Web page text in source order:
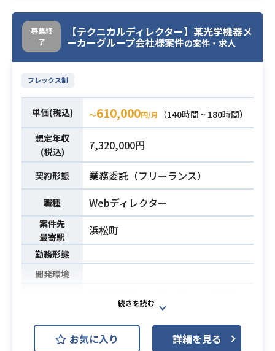
必須スキル
・アプリケーション開発業務全般に
わたる業務経験（要件定義／設計／
実装／テスト／運用）
業務内容
LOps機能の企画・設計・開発及びプ
ロフェッショナルサービスの提供、
・マルチクラウドAutoMLクイックレ
ポートの作成
・機械学習モデルの学習データ収集
の仕組み化
・データ前処理、学習、デプロイの
パイプライン作成
・モデルの精度監視、再学習のデー
タパイプライン作成、再学習
必須スキル
・Pythonの使用経験が長い方
・機械学習ライブラリーの知識・経
験・興味いずれかある人
募集終
了
【テクニカルディレクター】某光学機器メ
ーカーグループ会社様案件の案件・求人
フレックス制
単価(税込) 〜610,000円/月
（140時間 ~ 180時間）
想定年収
(税込)
7,320,000円
契約形態 業務委託（フリーランス）
職種 Webディレクター
案件先
最寄駅
浜松町
勤務形態
開発環境
業務内容
某光学機器メーカーグループ会社の
クライアントに対する
大規模ウェブサイトのリニューアル
に伴うディレクション業務及びWEB
お気に入り 詳細を見る